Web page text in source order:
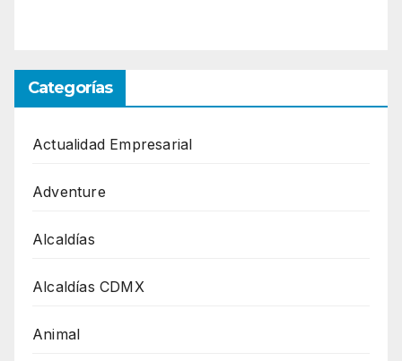
Categorías
Actualidad Empresarial
Adventure
Alcaldías
Alcaldías CDMX
Animal